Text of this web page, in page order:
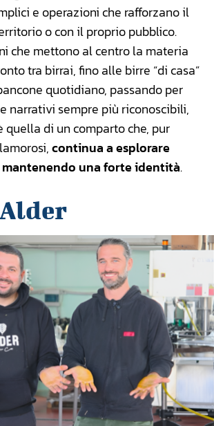
e operazioni che rafforzano il
o con il proprio pubblico.
che mettono al centro la materia
tra birrai, fino alle birre “di casa”
quotidiano, passando per
narrativi sempre più riconoscibili,
quella di un comparto che, pur
continua a esplorare
una forte identità.